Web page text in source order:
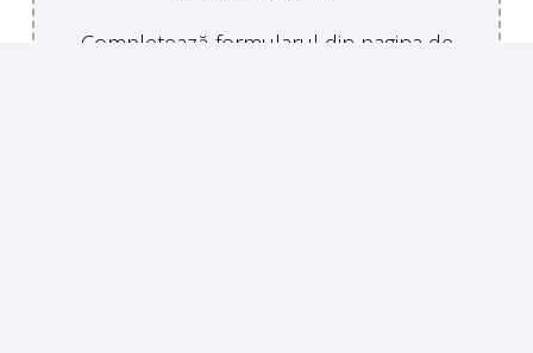
Completează formularul din pagina de